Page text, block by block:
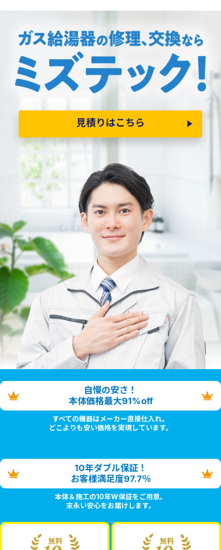
見積りはこちら
自慢の安さ！
本体価格最大91%off
すべての機器はメーカー直接仕入れ。
どこよりも安い価格を実現しています。
10年ダブル保証！
お客様満足度97.7％
本体＆施工の10年W保証をご用意。
末永い安心をお届けします。